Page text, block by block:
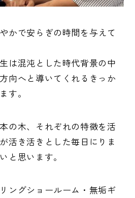
かで安らぎの時間を与えて
は混沌とした時代背景の中
向へと導いてくれるきっか
す。
の木、それぞれの特徴を活
活き活きとした毎日にりま
と思います。
ングショールーム・無垢ギ